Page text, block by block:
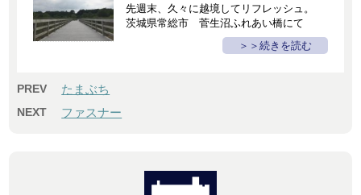
先週末、久々に越境してリフレッシュ。
茨城県常総市 菅生沼ふれあい橋にて
＞続きを読む
PREV たまぶち
NEXT ファスナー